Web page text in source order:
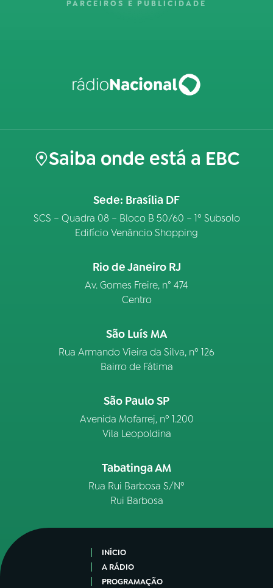
PARCEIROS E PUBLICIDADE
Saiba onde está a EBC
Sede: Brasília DF
SCS – Quadra 08 – Bloco B 50/60 – 1º Subsolo
Edifício Venâncio Shopping
Rio de Janeiro RJ
Av. Gomes Freire, n° 474
Centro
São Luís MA
Rua Armando Vieira da Silva, nº 126
Bairro de Fátima
São Paulo SP
Avenida Mofarrej, nº 1.200
Vila Leopoldina
Tabatinga AM
Rua Rui Barbosa S/Nº
Rui Barbosa
INÍCIO
A RÁDIO
PROGRAMAÇÃO